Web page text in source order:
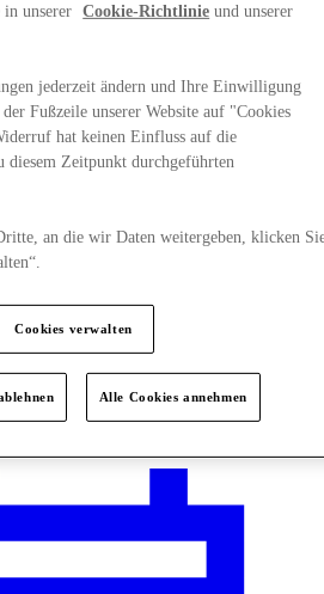
unserer
Cookie-Richtlinie und unserer
jederzeit ändern und Ihre Einwilligung
Fußzeile unserer Website auf "Cookies
hat keinen Einfluss auf die
diesem Zeitpunkt durchgeführten
an die wir Daten weitergeben, klicken
Cookies verwalten
Alle Cookies annehmen